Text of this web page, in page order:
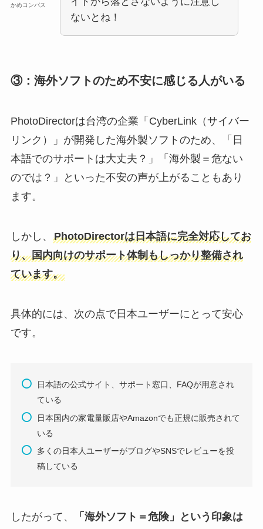
かめコンパス
ないとね！
③：海外ソフトのため不安に感じる人がいる
PhotoDirectorは台湾の企業「CyberLink（サイバー
リンク）」が開発した海外製ソフトのため、「日
本語でのサポートは大丈夫？」「海外製＝危ない
のでは？」といった不安の声が上がることもあり
ます。
しかし、 PhotoDirectorは日本語に完全対応してお
り、国内向けのサポート体制もしっかり整備され
ています。
具体的には、次の点で日本ユーザーにとって安心
です。
日本語の公式サイト、サポート窓口、FAQが用意され
ている
日本国内の家電量販店やAmazonでも正規に販売されて
いる
多くの日本人ユーザーがブログやSNSでレビューを投
稿している
したがって、
「海外ソフト＝危険」という印象は